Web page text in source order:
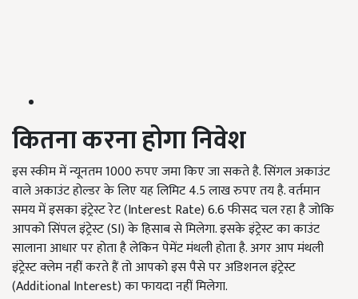
कितना करना होगा निवेश
इस स्कीम में न्यूनतम 1000 रुपए जमा किए जा सकते है. सिंगल अकाउंट
वाले अकाउंट होल्डर के लिए यह लिमिट 4.5 लाख रुपए तय है. वर्तमान
समय में इसका इंट्रेस्ट रेट (Interest Rate) 6.6 फीसद चल रहा है जोकि
आपको सिंपल इंट्रेस्ट (SI) के हिसाब से मिलेगा. इसके इंट्रेस्ट का काउंट
सालाना आधार पर होता है लेकिन पेमेंट मंथली होता है. अगर आप मंथली
इंट्रेस्ट क्लेम नहीं करते हैं तो आपको इस पैसे पर अडिशनल इंट्रेस्ट
(Additional Interest) का फायदा नहीं मिलेगा.